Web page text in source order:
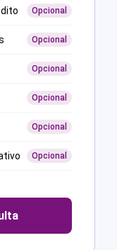
Opcional
Opcional
Opcional
Opcional
Opcional
Opcional